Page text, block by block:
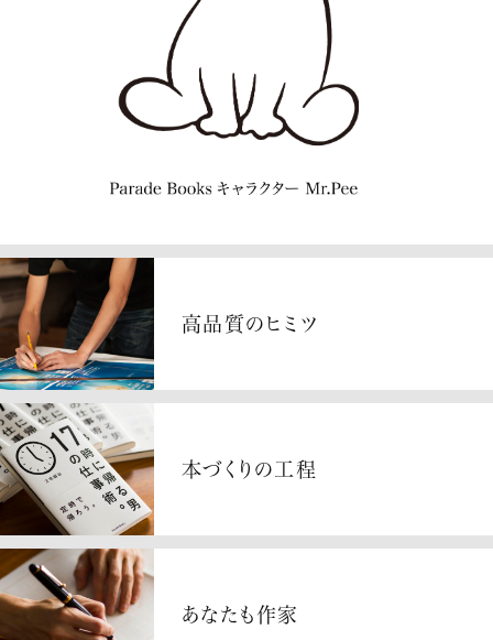
高品質のヒミツ
本づくりの工程
あなたも作家